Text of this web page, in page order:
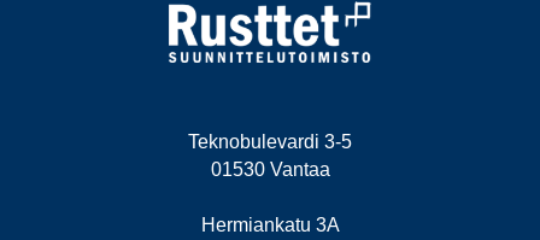
Teknobulevardi 3-5
01530 Vantaa
Hermiankatu 3A